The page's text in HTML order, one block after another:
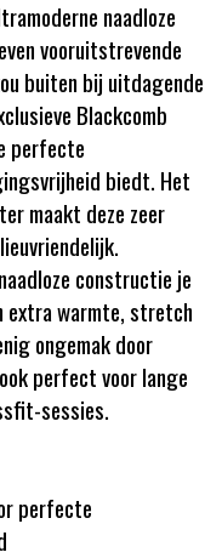
naadloze
vooruitstrevende
buiten bij uitdagende
Blackcomb
perfecte
biedt. Het
maakt deze zeer
constructie je
extra warmte, stretch
ongemak door
perfect voor lange
sessies.
perfecte